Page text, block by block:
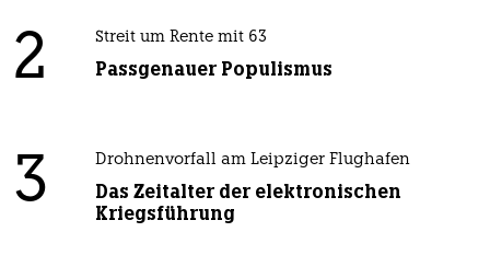
2 Streit um Rente mit 63
Passgenauer Populismus
3 Drohnenvorfall am Leipziger Flughafen
Das Zeitalter der elektronischen
Kriegsführung